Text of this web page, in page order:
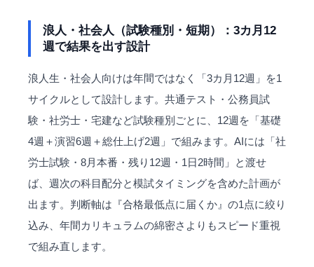
浪人・社会人（試験種別・短期）：3カ月12
週で結果を出す設計
浪人生・社会人向けは年間ではなく「3カ月12週」を1
サイクルとして設計します。共通テスト・公務員試
験・社労士・宅建など試験種別ごとに、12週を「基礎
4週＋演習6週＋総仕上げ2週」で組みます。AIには「社
労士試験・8月本番・残り12週・1日2時間」と渡せ
ば、週次の科目配分と模試タイミングを含めた計画が
出ます。判断軸は『合格最低点に届くか』の1点に絞り
込み、年間カリキュラムの綿密さよりもスピード重視
で組み直します。